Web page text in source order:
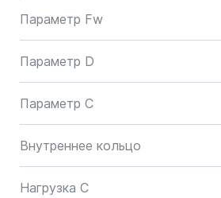
Параметр Fw
Параметр D
Параметр C
Внутреннее кольцо
Нагрузка C